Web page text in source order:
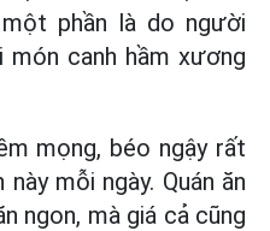
phần là do người
canh hầm xương
mọng, béo ngậy rất
mỗi ngày. Quán ăn
ngon, mà giá cả cũng